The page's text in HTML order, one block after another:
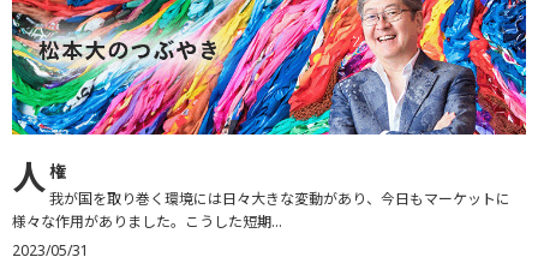
人権
我が国を取り巻く環境には日々大きな変動があり、今日もマーケットに
様々な作用がありました。こうした短期...
2023/05/31